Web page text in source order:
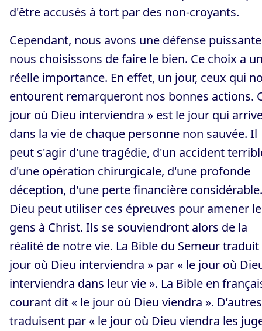
d'être accusés à tort par des non-croyants.
Cependant, nous avons une défense
nous choisissons de faire le bien. Ce choix a
réelle importance. En effet, un jour, ceux qui
entourent remarqueront nos bonnes actions.
jour où Dieu interviendra » est le jour qui
dans la vie de chaque personne non sauvée. Il
peut s'agir d'une tragédie, d'un accident
d'une opération chirurgicale, d'une profonde
déception, d'une perte financière considérable.
Dieu peut utiliser ces épreuves pour amener
gens à Christ. Ils se souviendront alors de la
réalité de notre vie. La Bible du Semeur traduit
jour où Dieu interviendra » par « le jour où
interviendra dans leur vie ». La Bible en
courant dit « le jour où Dieu viendra ». D’autres
traduisent par « le jour où Dieu viendra les